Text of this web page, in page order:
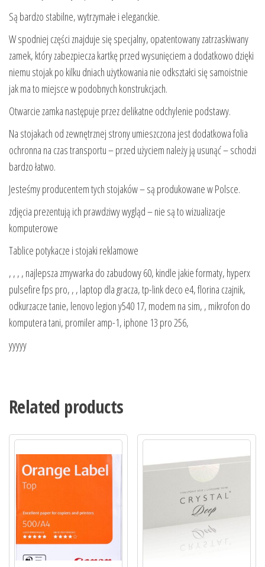
Są bardzo stabilne, wytrzymałe i eleganckie.
W spodniej części znajduje się specjalny, opatentowany zatrzaskiwany
zamek, który zabezpiecza kartkę przed wysunięciem a dodatkowo dzięki
niemu stojak po kilku dniach użytkowania nie odkształci się samoistnie
jak ma to miejsce w podobnych konstrukcjach.
Otwarcie zamka następuje przez delikatne odchylenie podstawy.
Na stojakach od zewnętrznej strony umieszczona jest dodatkowa folia
ochronna na czas transportu – przed użyciem należy ją usunąć – schodzi
bardzo łatwo.
Jesteśmy producentem tych stojaków – są produkowane w Polsce.
zdjęcia prezentują ich prawdziwy wygląd – nie są to wizualizacje
komputerowe
Tablice potykacze i stojaki reklamowe
, , , , najlepsza zmywarka do zabudowy 60, kindle jakie formaty, hyperx
pulsefire fps pro, , , laptop dla gracza, tp-link deco e4, florina czajnik,
odkurzacze tanie, lenovo legion y540 17, modem na sim, , mikrofon do
komputera tani, promiler amp-1, iphone 13 pro 256,
yyyyy
Related products